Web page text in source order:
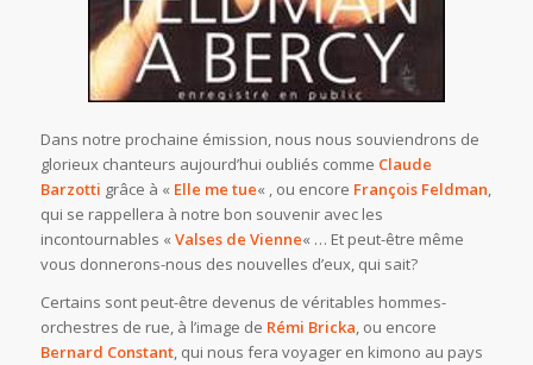
Dans notre prochaine émission, nous nous souviendrons de
glorieux chanteurs aujourd’hui oubliés comme Claude
Barzotti grâce à « Elle me tue« , ou encore François Feldman,
qui se rappellera à notre bon souvenir avec les
incontournables «Valses de Vienne« … Et peut-être même
vous donnerons-nous des nouvelles d’eux, qui sait?
Certains sont peut-être devenus de véritables hommes-
orchestres de rue, à l’image de Rémi Bricka, ou encore
Bernard Constant, qui nous fera voyager en kimono au pays